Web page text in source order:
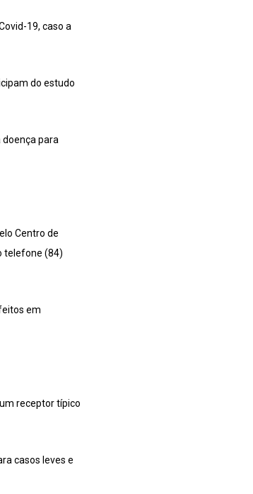
19, caso a
do estudo
para
Centro de
telefone (84)
em
receptor típico
casos leves e